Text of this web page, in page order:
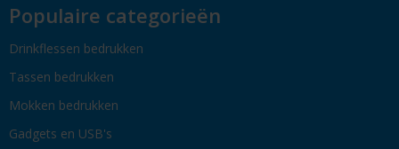
Populaire categorieën
Drinkflessen bedrukken
Tassen bedrukken
Mokken bedrukken
Gadgets en USB's